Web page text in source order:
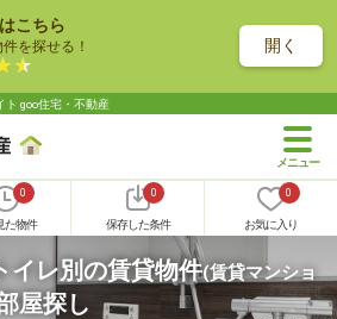
こちら
を探せる！ 開く
ト goo住宅・不動産
0
た物件
0
保存した条件
0
お気に入り
イレ別の賃貸物件(賃貸マンショ
屋探し